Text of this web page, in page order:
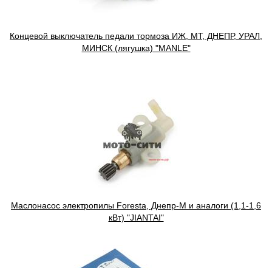
Концевой выключатель педали тормоза ИЖ, МТ, ДНЕПР, УРАЛ,
МИНСК (лягушка) "MANLE"
Маслонасос электропилы Foresta, Днепр-М и аналоги (1,1-1,6
кВт) "JIANTAI"